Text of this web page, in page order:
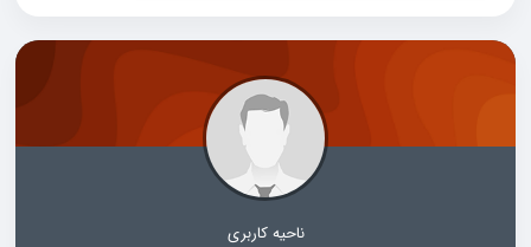
ناحیه کاربری